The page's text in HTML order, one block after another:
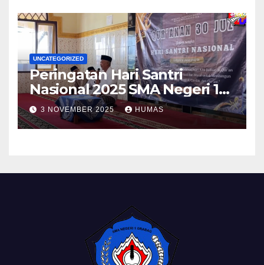
UNCATEGORIZED
Peringatan Hari Santri
Nasional 2025 SMA Negeri 1
Grabag
3 NOVEMBER 2025 HUMAS